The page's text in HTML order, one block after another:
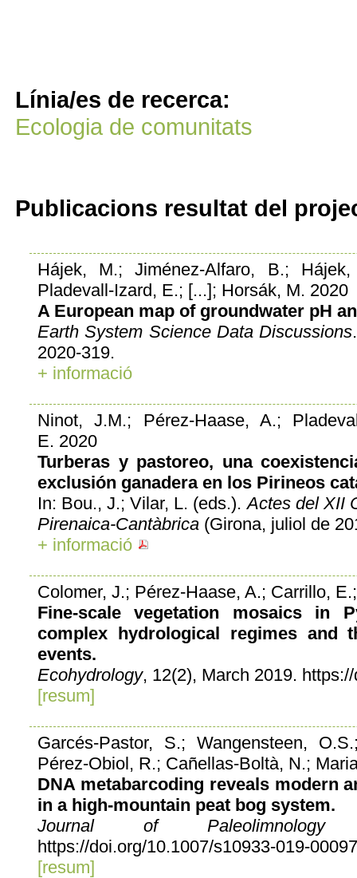
Línia/es de recerca:
Ecologia de comunitats
Publicacions resultat del
Hájek, M.; Jiménez-Alfaro, B.;
Pladevall-Izard, E.; [...]; Horsák, M. 2020
A European map of groundwater pH
Earth System Science Data Discussions
2020-319.
+ informació
Ninot, J.M.; Pérez-Haase, A.;
E. 2020
Turberas y pastoreo, una
exclusión ganadera en los Pirineos
In: Bou., J.; Vilar, L. (eds.).Actes del XII
Pirenaica-Cantàbrica (Girona, juliol de
+ informació
Colomer, J.; Pérez-Haase, A.; Carrillo,
Fine-scale vegetation mosaics in
complex hydrological regimes and
events.
Ecohydrology, 12(2), March 2019.
[resum]
Garcés-Pastor, S.; Wangensteen,
Pérez-Obiol, R.; Cañellas-Boltà, N.;
DNA metabarcoding reveals modern
in a high-mountain peat bog system.
Journal of Paleolimnology
https://doi.org/10.1007/s10933-019-
[resum]